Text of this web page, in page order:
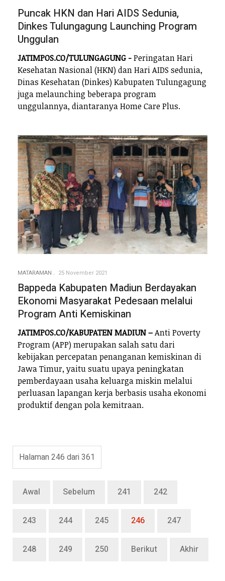
Puncak HKN dan Hari AIDS Sedunia,
Dinkes Tulungagung Launching Program
Unggulan
JATIMPOS.CO/TULUNGAGUNG -Peringatan Hari
Kesehatan Nasional (HKN) dan Hari AIDS sedunia,
Dinas Kesehatan (Dinkes) Kabupaten Tulungagung
juga melaunching beberapa program
unggulannya, diantaranya Home Care Plus.
MATARAMAN 25 November 2021
Bappeda Kabupaten Madiun Berdayakan
Ekonomi Masyarakat Pedesaan melalui
Program Anti Kemiskinan
JATIMPOS.CO/KABUPATEN MADIUN –Anti Poverty
Program (APP) merupakan salah satu dari
kebijakan percepatan penanganan kemiskinan di
Jawa Timur, yaitu suatu upaya peningkatan
pemberdayaan usaha keluarga miskin melalui
perluasan lapangan kerja berbasis usaha ekonomi
produktif dengan pola kemitraan.
Halaman 246 dari 361
Awal Sebelum 241 242
243 244 245 246 247
248 249 250 Berikut Akhir